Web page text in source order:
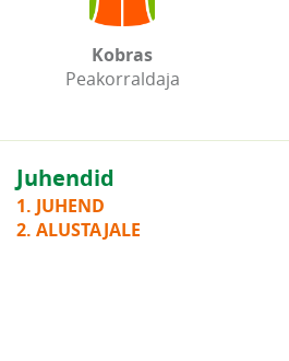
Kobras
Peakorraldaja
Juhendid
1. JUHEND
2. ALUSTAJALE